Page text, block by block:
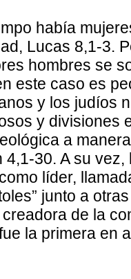
había
Lucas 8,1-3.
hombres se
este caso es
y los judíos
y divisiones
a
4,1-30. A su
líder,
junto a
de la
la primera en